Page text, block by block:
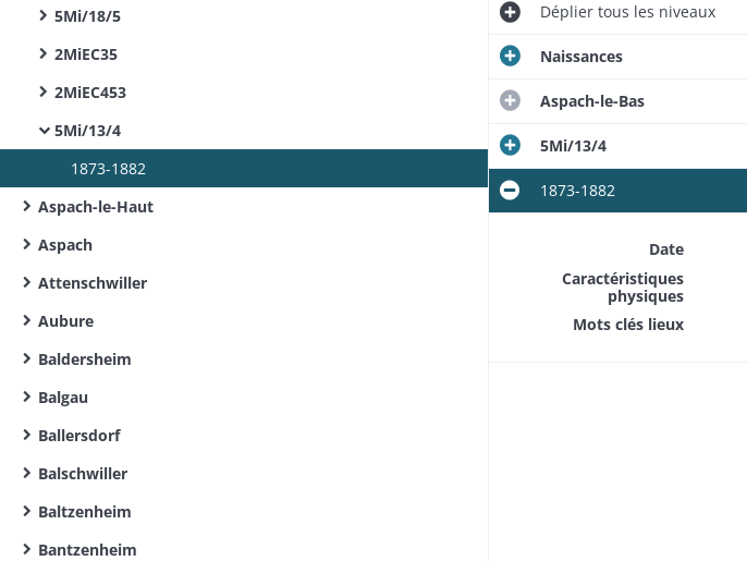
5Mi/18/5
2MiEC35
2MiEC453
5Mi/13/4
1873-1882
Aspach-le-Haut
Aspach
Attenschwiller
Aubure
Baldersheim
Balgau
Ballersdorf
Balschwiller
Baltzenheim
Bantzenheim
Dépliertous les niveaux
Naissances
Aspach-le-Bas
5Mi/13/4
1873-1882
Date
Caractéristiques
physiques
Mots clés lieux